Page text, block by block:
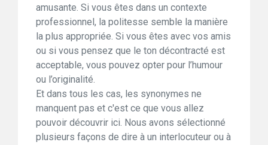
amusante. Si vous êtes dans un contexte
professionnel, la politesse semble la manière
la plus appropriée. Si vous êtes avec vos amis
ou si vous pensez que le ton décontracté est
acceptable, vous pouvez opter pour l’humour
ou l’originalité.
Et dans tous les cas, les synonymes ne
manquent pas et c'est ce que vous allez
pouvoir découvrir ici. Nous avons sélectionné
plusieurs façons de dire à un interlocuteur ou à